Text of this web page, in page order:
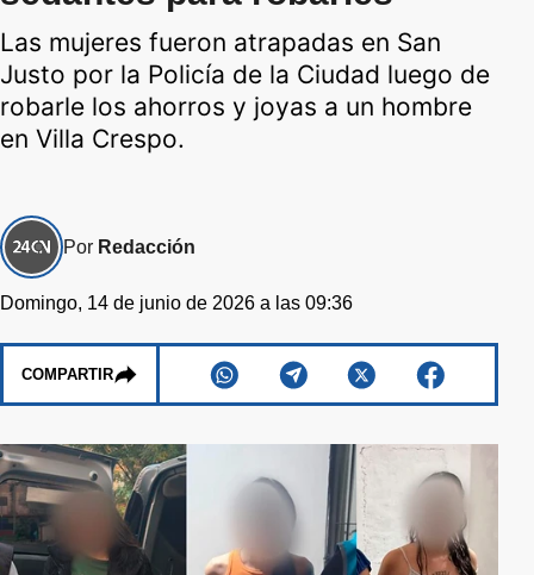
Las mujeres fueron atrapadas en San
Justo por la Policía de la Ciudad luego de
robarle los ahorros y joyas a un hombre
en Villa Crespo.
Por Redacción
Domingo, 14 de junio de 2026 a las 09:36
COMPARTIR